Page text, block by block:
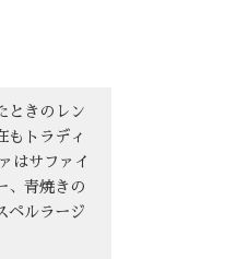
ときのレン
もトラディ
はサファイ
、青焼きの
ペルラージ